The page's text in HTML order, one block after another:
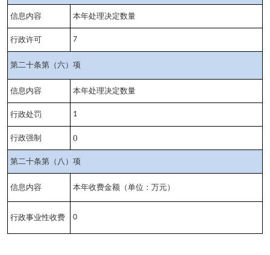
信息内容 本年处理决定数量
行政许可 7
第二十条第（六）项
信息内容 本年处理决定数量
行政处罚 1
行政强制 0
第二十条第（八）项
信息内容 本年收费金额（单位：万元）
行政事业性收费 0